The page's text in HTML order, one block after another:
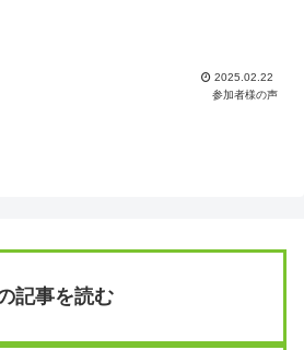
2025.02.22
参加者様の声
記事を読む